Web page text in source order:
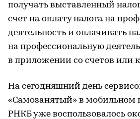
получать выставленный
счет на оплату налога на
деятельность и оплачивать
на профессиональную
в приложении со счетов или
На сегодняшний день
«Самозанятый» в мобильном
РНКБ уже воспользовалось